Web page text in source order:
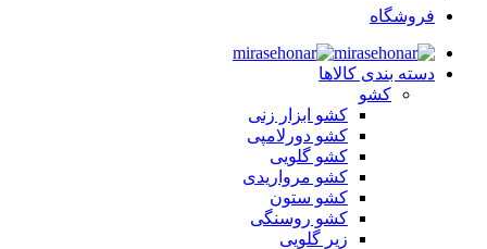
فروشگاه
دسته بندی کالاها
کشو
کشو ابزار زنی
کشو دورلامپی
کشو گلویی
کشو مرواریدی
کشو ستون
کشو روسنگی
زیر گلویی